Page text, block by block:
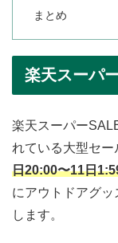
まとめ
楽天スーパ
楽天スーパー
れている大型セー
日20:00〜11日
にアウトドアグ
します。